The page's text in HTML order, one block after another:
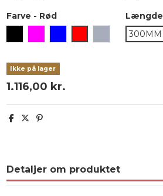
Farve - Rød
Space Grey
Længde
300MM
Ikke på lager
1.116,00 kr.
Detaljer om produktet